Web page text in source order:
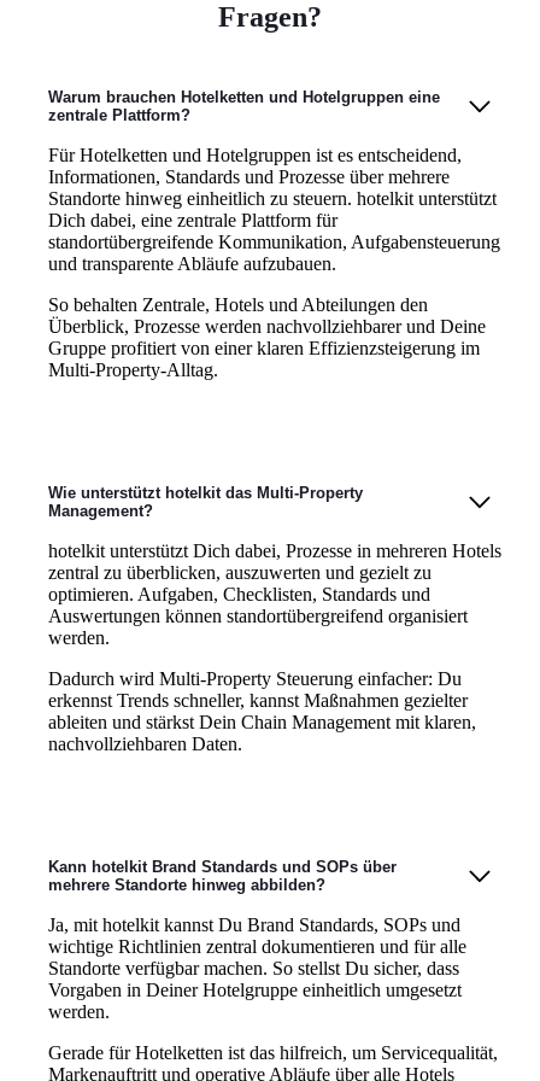
Fragen?
Warum brauchen Hotelketten und Hotelgruppen eine
zentrale Plattform?
Für Hotelketten und Hotelgruppen ist es entscheidend,
Informationen, Standards und Prozesse über mehrere
Standorte hinweg einheitlich zu steuern. hotelkit unterstützt
Dich dabei, eine zentrale Plattform für
standortübergreifende Kommunikation, Aufgabensteuerung
und transparente Abläufe aufzubauen.
So behalten Zentrale, Hotels und Abteilungen den
Überblick, Prozesse werden nachvollziehbarer und Deine
Gruppe profitiert von einer klaren Effizienzsteigerung im
Multi-Property-Alltag.
Wie unterstützt hotelkit das Multi-Property
Management?
hotelkit unterstützt Dich dabei, Prozesse in mehreren Hotels
zentral zu überblicken, auszuwerten und gezielt zu
optimieren. Aufgaben, Checklisten, Standards und
Auswertungen können standortübergreifend organisiert
werden.
Dadurch wird Multi-Property Steuerung einfacher: Du
erkennst Trends schneller, kannst Maßnahmen gezielter
ableiten und stärkst Dein Chain Management mit klaren,
nachvollziehbaren Daten.
Kann hotelkit Brand Standards und SOPs über
mehrere Standorte hinweg abbilden?
Ja, mit hotelkit kannst Du Brand Standards, SOPs und
wichtige Richtlinien zentral dokumentieren und für alle
Standorte verfügbar machen. So stellst Du sicher, dass
Vorgaben in Deiner Hotelgruppe einheitlich umgesetzt
werden.
Gerade für Hotelketten ist das hilfreich, um Servicequalität,
Markenauftritt und operative Abläufe über alle Hotels